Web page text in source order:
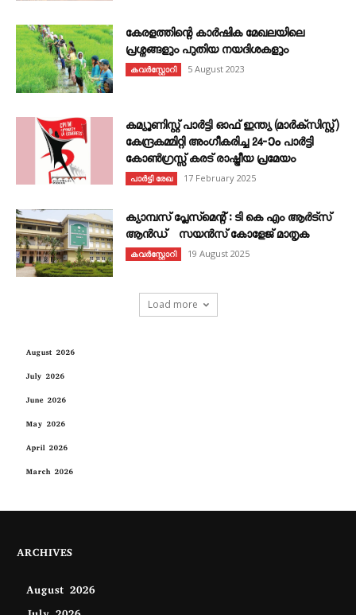
കേരളത്തിന്റെ കാർഷിക മേഖലയിലെ
പ്രശ്നങ്ങളും പുതിയ നയദിശകളും
കവര്‍സ്റ്റോറി 5 August 2023
കമ്യൂണിസ്റ്റ് പാർട്ടി ഓഫ് ഇന്ത്യ (മാർക്സിസ്റ്റ്)
കേന്ദ്രകമ്മിറ്റി അംഗീകരിച്ച 24‐ാം പാർട്ടി
കോൺഗ്രസ്സ് കരട് രാഷ്ട്രീയ പ്രമേയം
പാർട്ടി രേഖ 17 February 2025
ക്യാമ്പസ് പ്ലേസ്മെന്റ് : ടി കെ എം ആർട്സ്
ആൻഡ് സയൻസ് കോളേജ് മാതൃക
കവര്‍സ്റ്റോറി 19 August 2025
Load more
August 2026
July 2026
June 2026
May 2026
April 2026
March 2026
ARCHIVES
August 2026